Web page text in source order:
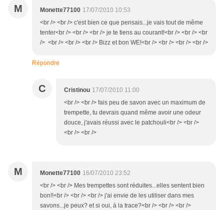
M Monette77100 17/07/2010 10:53
<br /> <br /> c'est bien ce que pensais...je vais tout de même
tenter<br /> <br /> <br /> je te tiens au courant!<br /> <br /> <br
/> <br /> <br /> <br /> Bizz et bon WE!<br /> <br /> <br /> <br />
Répondre
C Cristinou 17/07/2010 11:00
<br /> <br /> fais peu de savon avec un maximum de
trempette, tu devrais quand même avoir une odeur
douce, j'avais réussi avec le patchouli<br /> <br />
<br /> <br />
M Monette77100 16/07/2010 23:52
<br /> <br /> Mes trempettes sont réduites...elles sentent bien
bon!!<br /> <br /> <br /> j'ai envie de les utiliser dans mes
savons...je peux? et si oui, à la trace?<br /> <br /> <br />